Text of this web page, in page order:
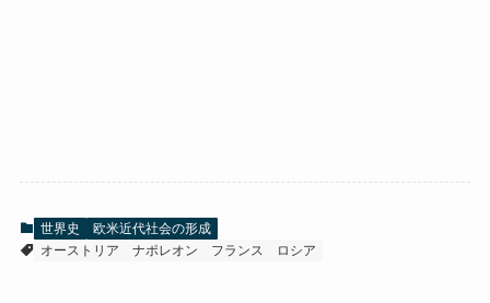
世界史
欧米近代社会の形成
オーストリア
ナポレオン フランス ロシア